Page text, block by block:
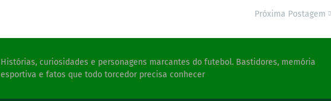
Próxima Postagem
Histórias, curiosidades e personagens marcantes do futebol. Bastidores, memória
esportiva e fatos que todo torcedor precisa conhecer